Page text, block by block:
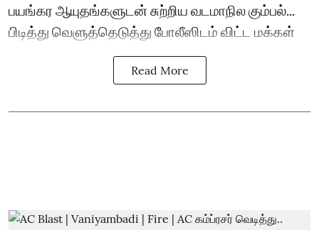
பயங்கர ஆயுதங்களுடன் சுற்றிய வடமாநில கும்பல்...
பிடித்து வெளுத்தெடுத்து போலீஸிடம் விட்ட மக்கள்
Read More